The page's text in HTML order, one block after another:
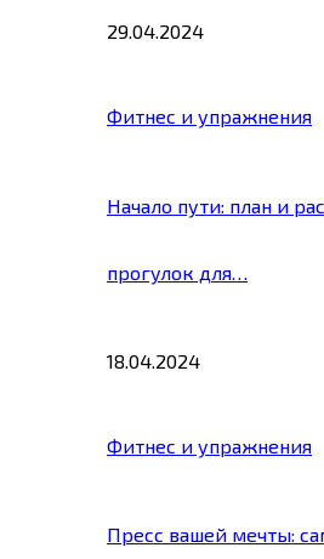
29.04.2024
Фитнес и упражнения
Начало пути: план и
прогулок для…
18.04.2024
Фитнес и упражнения
Пресс вашей мечты: